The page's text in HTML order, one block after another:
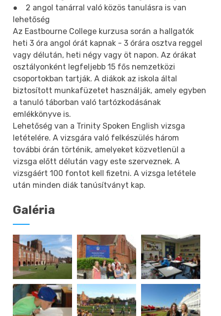
● 2 angol tanárral való közös tanulásra is van
lehetőség
Az Eastbourne College kurzusa során a hallgatók
heti 3 óra angol órát kapnak - 3 órára osztva reggel
vagy délután, heti négy vagy öt napon. Az órákat
osztályonként legfeljebb 15 fős nemzetközi
csoportokban tartják. A diákok az iskola által
biztosított munkafüzetet használják, amely egyben
a tanuló táborban való tartózkodásának
emlékkönyve is.
Lehetőség van a Trinity Spoken English vizsga
letételére. A vizsgára való felkészülés három
további órán történik, amelyeket közvetlenül a
vizsga előtt délután vagy este szerveznek. A
vizsgáért 100 fontot kell fizetni. A vizsga letétele
után minden diák tanúsítványt kap.
Galéria